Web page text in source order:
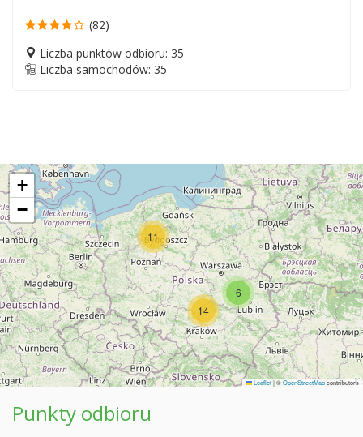
(82)
Liczba punktów odbioru: 35
Liczba samochodów: 35
6
14
11
+
−
Leaflet|©OpenStreetMapcontributors
Punkty odbioru